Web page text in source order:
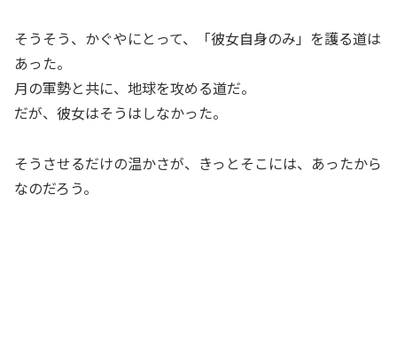
そうそう、かぐやにとって、「彼女自身のみ」を護る道は
あった。
月の軍勢と共に、地球を攻める道だ。
だが、彼女はそうはしなかった。
そうさせるだけの温かさが、きっとそこには、あったから
なのだろう。